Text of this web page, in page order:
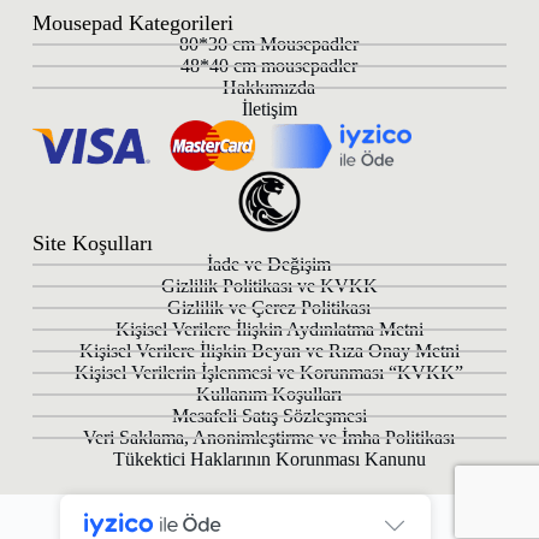
Mousepad Kategorileri
80*30 cm Mousepadler
48*40 cm mousepadler
Hakkımızda
İletişim
Site Koşulları
İade ve Değişim
Gizlilik Politikası ve KVKK
Gizlilik ve Çerez Politikası
Kişisel Verilere İlişkin Aydınlatma Metni
Kişisel Verilere İlişkin Beyan ve Rıza Onay Metni
Kişisel Verilerin İşlenmesi ve Korunması “KVKK”
Kullanım Koşulları
Mesafeli Satış Sözleşmesi
Veri Saklama, Anonimleştirme ve İmha Politikası
Tükektici Haklarının Korunması Kanunu